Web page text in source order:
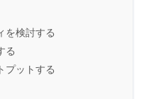
を検討する
る
プットする